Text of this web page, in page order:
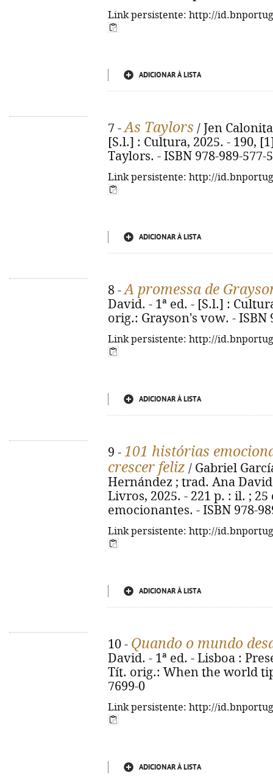
Link persistente: http://
ADICIONAR À LISTA
7 -As Taylors / Jen
[S.l.] : Cultura, 2025. - 190,
Taylors. - ISBN 978-989-577-
Link persistente: http://
ADICIONAR À LISTA
8 -A promessa de
David. - 1ª ed. - [S.l.] :
orig.: Grayson's vow. - ISBN
Link persistente: http://
ADICIONAR À LISTA
9 - 101 histórias
crescer feliz / Gabriel
Hernández ; trad. Ana
Livros, 2025. - 221 p. : il. ;
emocionantes. - ISBN 978-
Link persistente: http://
ADICIONAR À LISTA
10 - Quando o mundo
David. - 1ª ed. - Lisboa :
Tít. orig.: When the world
7699-0
Link persistente: http://
ADICIONAR À LISTA